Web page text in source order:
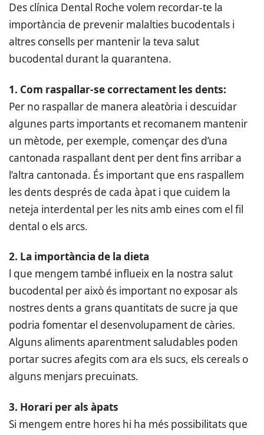
Des clínica Dental Roche volem recordar-te la
importància de prevenir malalties bucodentals i
altres consells per mantenir la teva salut
bucodental durant la quarantena.
1. Com raspallar-se correctament les dents:
Per no raspallar de manera aleatòria i descuidar
algunes parts importants et recomanem mantenir
un mètode, per exemple, començar des d’una
cantonada raspallant dent per dent fins arribar a
l’altra cantonada. És important que ens raspallem
les dents després de cada àpat i que cuidem la
neteja interdental per les nits amb eines com el fil
dental o els arcs.
2. La importància de la dieta
l que mengem també influeix en la nostra salut
bucodental per això és important no exposar als
nostres dents a grans quantitats de sucre ja que
podria fomentar el desenvolupament de càries.
Alguns aliments aparentment saludables poden
portar sucres afegits com ara els sucs, els cereals o
alguns menjars precuinats.
3. Horari per als àpats
Si mengem entre hores hi ha més possibilitats que